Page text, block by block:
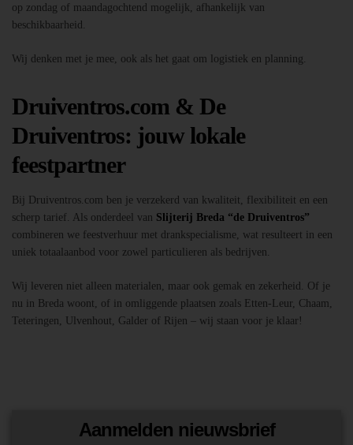
op zondag of maandagochtend mogelijk, afhankelijk van
beschikbaarheid.
Wij denken met je mee, ook als het gaat om logistiek en planning.
Druiventros.com & De
Druiventros: jouw lokale
feestpartner
Bij Druiventros.com ben je verzekerd van kwaliteit, flexibiliteit en een
scherp tarief. Als onderdeel van Slijterij Breda “de Druiventros”
combineren we feestverhuur met drankspecialisme, wat resulteert in een
uniek totaalaanbod voor zowel particulieren als bedrijven.
Wij leveren niet alleen materialen, maar ook gemak en zekerheid. Of je
nu in Breda woont, of in omliggende plaatsen zoals Etten-Leur, Chaam,
Teteringen, Ulvenhout, Galder of Rijen – wij staan voor je klaar!
Aanmelden nieuwsbrief